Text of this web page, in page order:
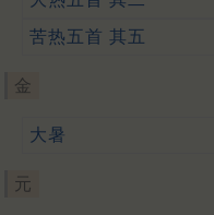
苦热五首 其五
金
大暑
元